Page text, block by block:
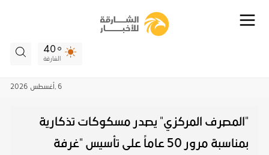
40
الشارقة
6 , أغسطس 2026
"المصرف المركزي" يصدر مسكوكات تذكارية
بمناسبة مرور 50 عاماً على تأسيس "غرفة